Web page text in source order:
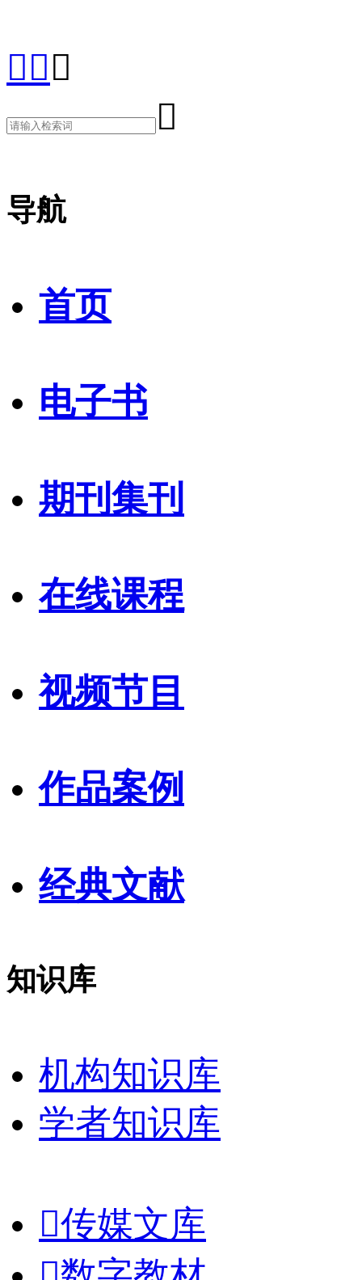


导航
首页
电子书
期刊集刊
在线课程
视频节目
作品案例
经典文献
知识库
机构知识库
学者知识库
传媒文库